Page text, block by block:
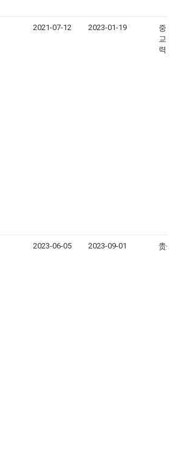
2021-07-12 2023-01-19
중앙
교 산
력단
2023-06-05 2023-09-01 贵州